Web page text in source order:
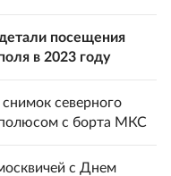
посещения
в 2023 году
северного
с борта МКС
с Днем